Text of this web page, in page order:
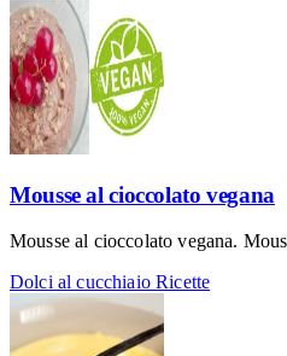
Mousse al cioccolato vegana
Mousse al cioccolato vegana.
Dolci al cucchiaioRicette